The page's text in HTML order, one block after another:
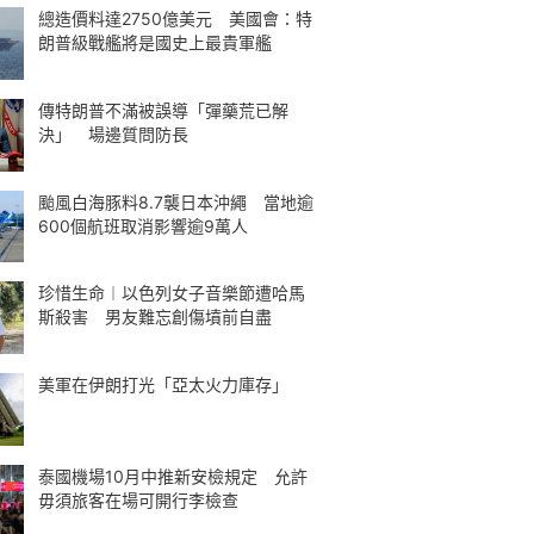
總造價料達2750億美元 美國會：特
朗普級戰艦將是國史上最貴軍艦
傳特朗普不滿被誤導「彈藥荒已解
決」 場邊質問防長
颱風白海豚料8.7襲日本沖繩 當地逾
600個航班取消影響逾9萬人
珍惜生命︱以色列女子音樂節遭哈馬
斯殺害 男友難忘創傷墳前自盡
美軍在伊朗打光「亞太火力庫存」
泰國機場10月中推新安檢規定 允許
毋須旅客在場可開行李檢查